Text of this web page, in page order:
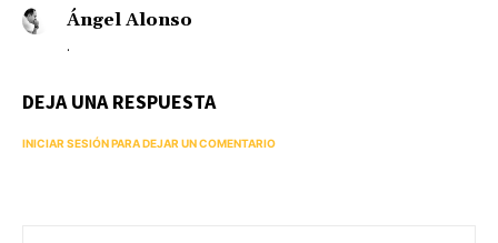
Ángel Alonso
.
DEJA UNA RESPUESTA
INICIAR SESIÓN PARA DEJAR UN COMENTARIO